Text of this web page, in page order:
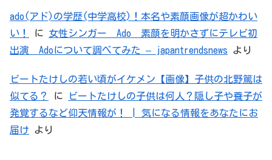
ado(アド)の学歴(中学高校)！本名や素顔画像が超かわい
い！
に 女性シンガー Ado 素顔を明かさずにテレビ初
出演 Adoについて調べてみた – japantrendsnews より
ビートたけしの若い頃がイケメン【画像】子供の北野篤は
似てる？
に
ビートたけしの子供は何人？隠し子や養子が
発覚するなど仰天情報が！ | 気になる情報をあなたにお
届け より